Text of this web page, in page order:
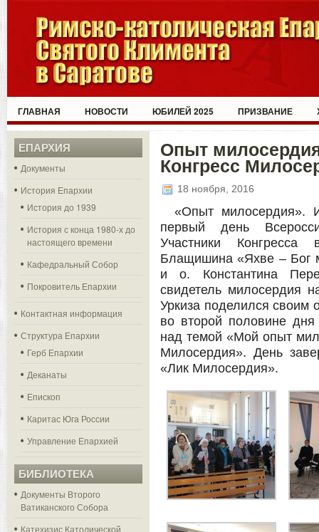
ГЛАВНАЯ НОВОСТИ ЮБИЛЕЙ 2025 ПРИЗВАНИЕ
ЕПАРХИЯ
Документы
История Епархии
История до 1939
История с конца 1980-х до
настоящего времени
Кафедральный Собор
Покровитель Епархии
Контактная информация
Структура Епархии
Герб Епархии
Деканаты
Епископ
Каритас Юга России
Управление Епархией
БИБЛИОТЕКА
Документы Второго
Ватиканского Собора
Катехизис Католической
Опыт
Конгресс
18 ноября, 2016
«Опыт милосердия».
первый день
Участники
Блащишина «Яхве – Бог
и о. Константина
свидетель милосердия
Уркиза поделился
во второй половине
над темой «Мой опыт
Милосердия». День
«Лик Милосердия».